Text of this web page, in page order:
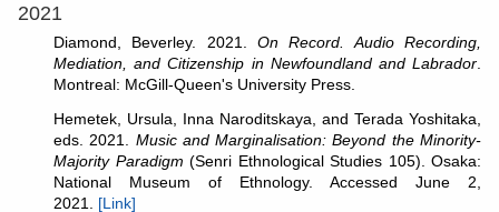
2021
Diamond, Beverley. 2021. On Record. Audio Recording,
Mediation, and Citizenship in Newfoundland and Labrador
Montreal: McGill-Queen's University Press.
Hemetek, Ursula, Inna Naroditskaya, and Terada Yoshitaka,
eds. 2021. Music and Marginalisation: Beyond the Minority-
Majority Paradigm (Senri Ethnological Studies 105). Osaka:
National Museum of Ethnology. Accessed June 2,
2021. [Link]